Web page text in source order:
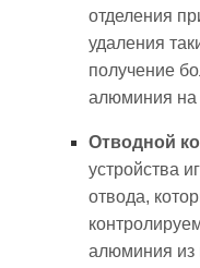
отделения
удаления
получение
алюминия на
Отводной
устройства
отвода,
алюминия из